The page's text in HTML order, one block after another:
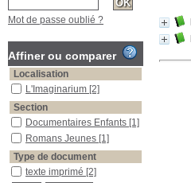
Mot de passe oublié ?
Affiner ou comparer
Localisation
L'Imaginarium [2]
Section
Documentaires Enfants [1]
Romans Jeunes [1]
Type de document
texte imprimé [2]